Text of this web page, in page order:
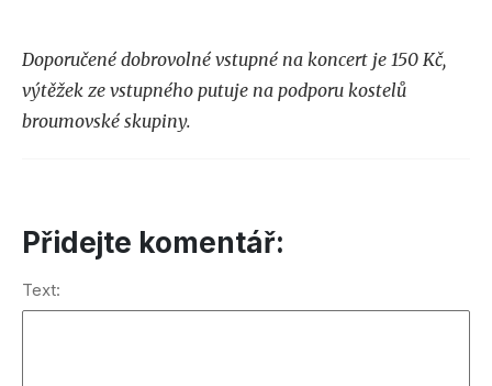
Doporučené dobrovolné vstupné na koncert je 150 Kč,
výtěžek ze vstupného putuje na podporu kostelů
broumovské skupiny.
Přidejte komentář:
Text: